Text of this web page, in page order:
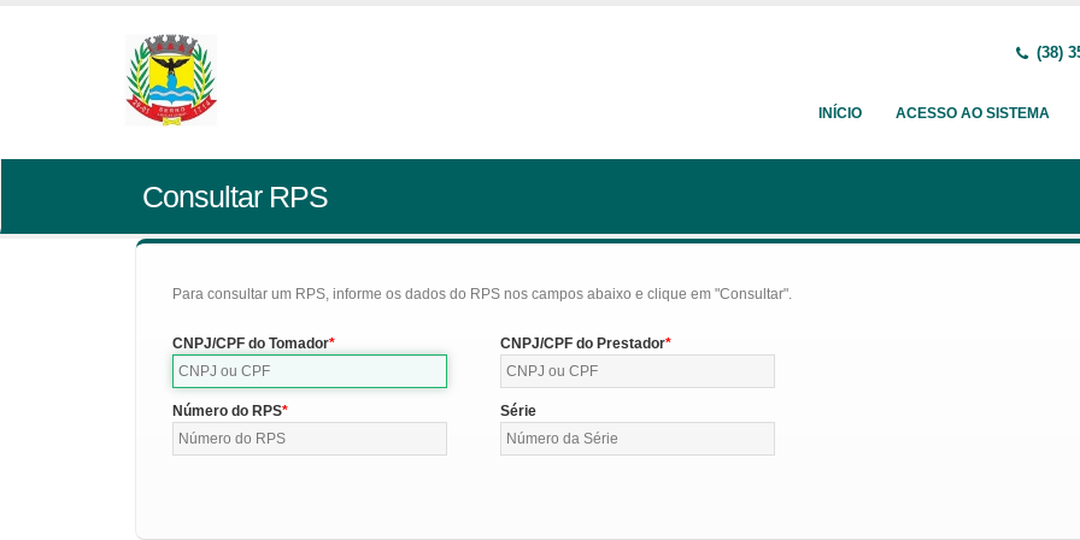
(38)
INÍCIO ACESSO AO SISTEMA
Consultar RPS
Para consultar um RPS, informe os dados do RPS nos campos abaixo e clique em "Consultar".
CNPJ/CPF do Tomador CNPJ/CPF do Prestador
Número do RPS Série